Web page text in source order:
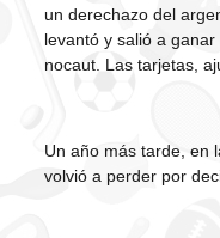
un derechazo del
levantó y salió a
nocaut. Las tarjetas,
Un año más tarde, en
volvió a perder por